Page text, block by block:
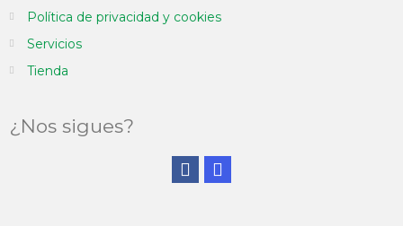
Política de privacidad y cookies
Servicios
Tienda
¿Nos sigues?